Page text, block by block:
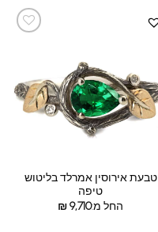
טבעת אירוסין אמרלד בליטוש
טיפה
החל מ:
₪9,710